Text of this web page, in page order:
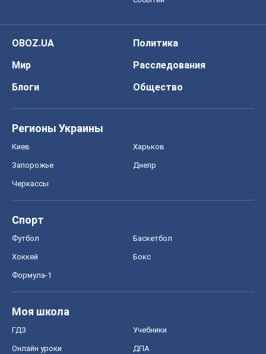
OBOZ.UA
Политика
Мир
Расследования
Блоги
Общество
Регионы Украины
Киев Харьков
Запорожье Днепр
Черкассы
Спорт
Футбол Баскетбол
Хоккей Бокс
Формула-1
Моя школа
ГДЗ Учебники
Онлайн уроки ДПА